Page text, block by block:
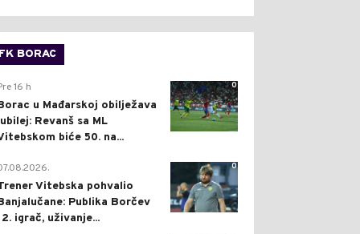
FK BORAC
0
16 h
u Mađarskoj obilježava
Revanš sa ML
biće 50. na...
0
Vitebska pohvalio
Publika Borčev
igrač, uživanje...